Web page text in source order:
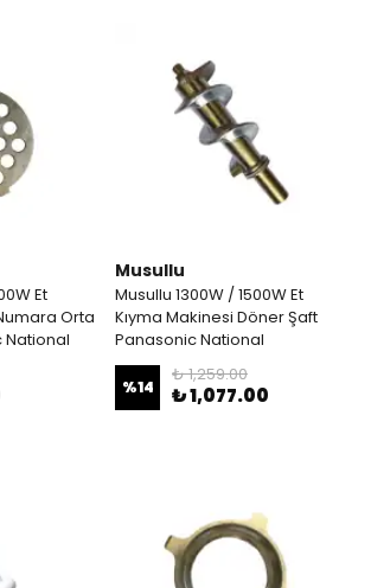
Et
Orta
National
Musullu
Musullu 1300W / 1500W Et
Kıyma Makinesi Döner Şaft
Panasonic National
%14
₺ 1,259.00
₺ 1,077.00